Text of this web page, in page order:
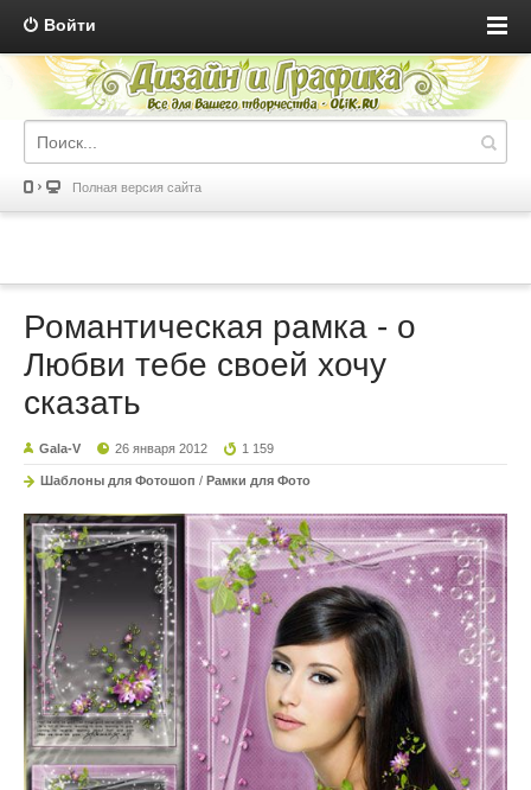
Войти
Полная версия сайта
Романтическая рамка - о
Любви тебе своей хочу
сказать
Gala-V 26 января 2012 1 159
Шаблоны для Фотошоп / Рамки для Фото